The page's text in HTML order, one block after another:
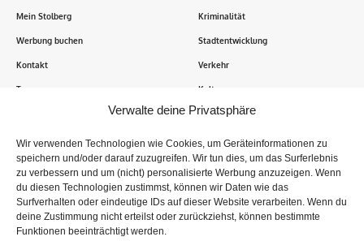
Verwalte deine Privatsphäre
Wir verwenden Technologien wie Cookies, um Geräteinformationen zu
speichern und/oder darauf zuzugreifen. Wir tun dies, um das Surferlebnis
zu verbessern und um (nicht) personalisierte Werbung anzuzeigen. Wenn
du diesen Technologien zustimmst, können wir Daten wie das
Surfverhalten oder eindeutige IDs auf dieser Website verarbeiten. Wenn du
deine Zustimmung nicht erteilst oder zurückziehst, können bestimmte
Funktionen beeinträchtigt werden.
Mein Stolberg
Werbung buchen
Kontakt
Transparenz
Kriminalität
Stadtentwicklung
Verkehr
Kultur
Tausende Stolberger sind bereits dabei! Du sendest uns
Informationen, Bilder und Erlebnisse aus der Kupferstadt – Wir
recherchieren, sammeln Informationen und berichten!